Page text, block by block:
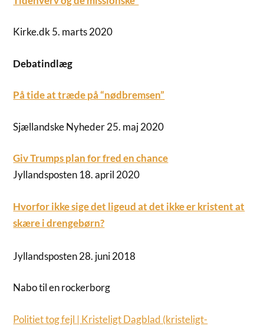
Kirke.dk 5. marts 2020
Debatindlæg
På tide at træde på “nødbremsen”
Sjællandske Nyheder 25. maj 2020
Giv Trumps plan for fred en chance
Jyllandsposten 18. april 2020
Hvorfor ikke sige det ligeud at det ikke er kristent at
skære i drengebørn?
Jyllandsposten 28. juni 2018
Nabo til en rockerborg
Politiet tog fejl | Kristeligt Dagblad (kristeligt-